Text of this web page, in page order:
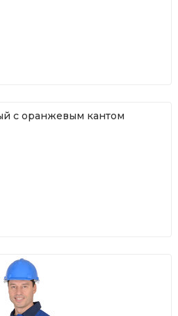
с оранжевым кантом